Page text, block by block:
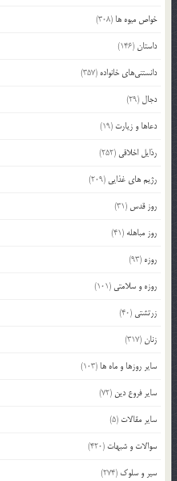
خواص میوه ها (308)
داستان (146)
دانستنی‌های خانواده (357)
دجال (29)
دعاها و زیارت (19)
رذایل اخلاقی (252)
رژیم های غذایی (209)
روز قدس (31)
روز مباهله (41)
روزه (93)
روزه و سلامتی (101)
زرتشتی (40)
زنان (317)
سایر روزها و ماه ها (103)
سایر فروع دین (72)
سایر مقالات (5)
سوالات و شبهات (420)
سیر و سلوک (274)